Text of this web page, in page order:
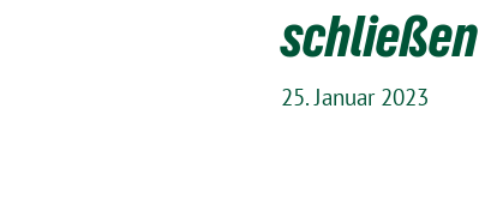
schließen
25. Januar 2023